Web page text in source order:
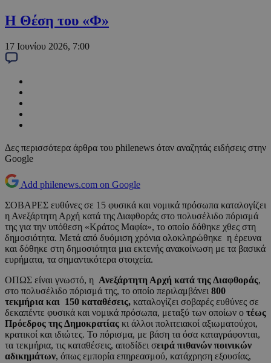
Η Θέση του «Φ»
17 Ιουνίου 2026, 7:00
Δες περισσότερα άρθρα του philenews όταν αναζητάς ειδήσεις στην
Google
Add philenews.com on Google
ΣΟΒΑΡΕΣ ευθύνες σε 15 φυσικά και νομικά πρόσωπα καταλογίζει
η Ανεξάρτητη Αρχή κατά της Διαφθοράς στο πολυσέλιδο πόρισμά
της για την υπόθεση «Κράτος Μαφία», το οποίο δόθηκε χθες στη
δημοσιότητα. Μετά από δυόμιση χρόνια ολοκληρώθηκε η έρευνα
και δόθηκε στη δημοσιότητα μια εκτενής ανακοίνωση με τα βασικά
ευρήματα, τα σημαντικότερα στοιχεία.
ΟΠΩΣ είναι γνωστό, η Ανεξάρτητη Αρχή κατά της Διαφθοράς,
στο πολυσέλιδο πόρισμά της, το οποίο περιλαμβάνει 800
τεκμήρια και 150 καταθέσεις, καταλογίζει σοβαρές ευθύνες σε
δεκαπέντε φυσικά και νομικά πρόσωπα, μεταξύ των οποίων ο τέως
Πρόεδρος της Δημοκρατίας κι άλλοι πολιτειακοί αξιωματούχοι,
κρατικοί και ιδιώτες. Το πόρισμα, με βάση τα όσα καταγράφονται,
τα τεκμήρια, τις καταθέσεις, αποδίδει σειρά πιθανών ποινικών
αδικημάτων, όπως εμπορία επηρεασμού, κατάχρηση εξουσίας,